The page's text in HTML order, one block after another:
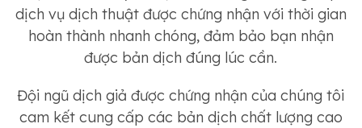
dịch vụ dịch thuật được chứng nhận với thời gian
hoàn thành nhanh chóng, đảm bảo bạn nhận
được bản dịch đúng lúc cần.
Đội ngũ dịch giả được chứng nhận của chúng tôi
cam kết cung cấp các bản dịch chất lượng cao